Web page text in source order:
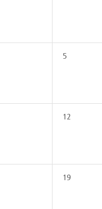
5
12
19